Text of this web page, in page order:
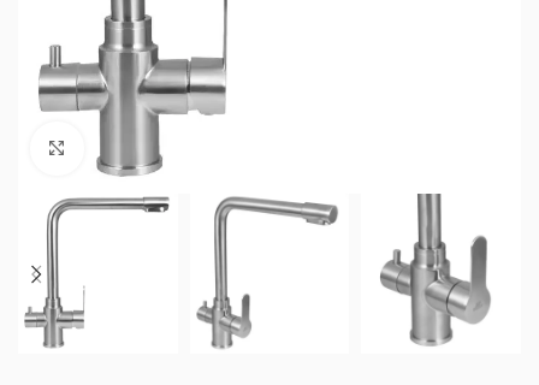
Нажмите, чтобы увеличить